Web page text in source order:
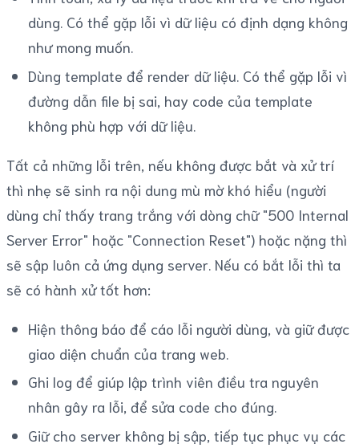
dùng. Có thể gặp lỗi vì dữ liệu có định dạng không
như mong muốn.
Dùng template để render dữ liệu. Có thể gặp lỗi vì
đường dẫn file bị sai, hay code của template
không phù hợp với dữ liệu.
Tất cả những lỗi trên, nếu không được bắt và xử trí
thì nhẹ sẽ sinh ra nội dung mù mờ khó hiểu (người
dùng chỉ thấy trang trắng với dòng chữ "500 Internal
Server Error" hoặc "Connection Reset") hoặc nặng thì
sẽ sập luôn cả ứng dụng server. Nếu có bắt lỗi thì ta
sẽ có hành xử tốt hơn:
Hiện thông báo để cáo lỗi người dùng, và giữ được
giao diện chuẩn của trang web.
Ghi log để giúp lập trình viên điều tra nguyên
nhân gây ra lỗi, để sửa code cho đúng.
Giữ cho server không bị sập, tiếp tục phục vụ các